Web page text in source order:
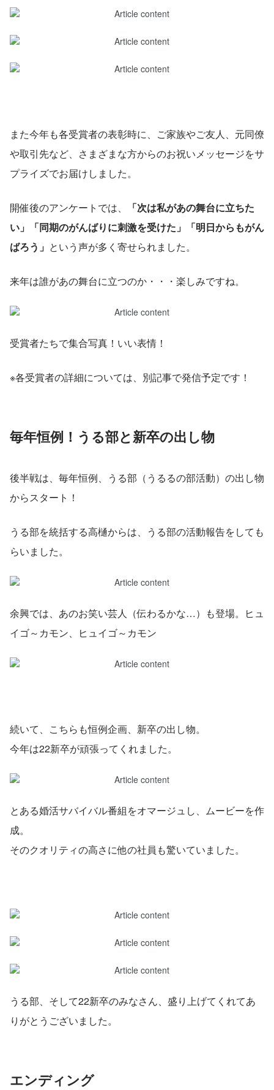
また今年も各受賞者の表彰時に、ご家族やご友人、元同僚
や取引先など、さまざまな方からのお祝いメッセージをサ
プライズでお届けしました。
開催後のアンケートでは、
「次は私があの舞台に立ちた
い」「同期のがんばりに刺激を受けた」「明日からもがん
ばろう」 という声が多く寄せられました。
来年は誰があの舞台に立つのか・・・楽しみですね。
受賞者たちで集合写真！いい表情！
※各受賞者の詳細については、別記事で発信予定です！
毎年恒例！うる部と新卒の出し物
後半戦は、毎年恒例、うる部（うるるの部活動）の出し物
からスタート！
うる部を統括する高樋からは、うる部の活動報告をしても
らいました。
余興では、あのお笑い芸人（伝わるかな…）も登場。ヒュ
イゴ～カモン、ヒュイゴ～カモン
続いて、こちらも恒例企画、新卒の出し物。
今年は22新卒が頑張ってくれました。
とある婚活サバイバル番組をオマージュし、ムービーを作
成。
そのクオリティの高さに他の社員も驚いていました。
うる部、そして22新卒のみなさん、盛り上げてくれてあ
りがとうございました。
エンディング